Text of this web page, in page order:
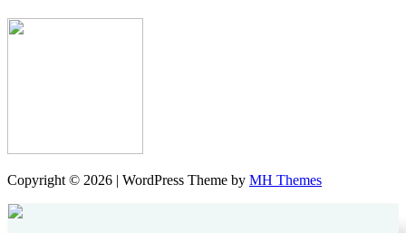
Copyright © 2026 | WordPress Theme by MH Themes